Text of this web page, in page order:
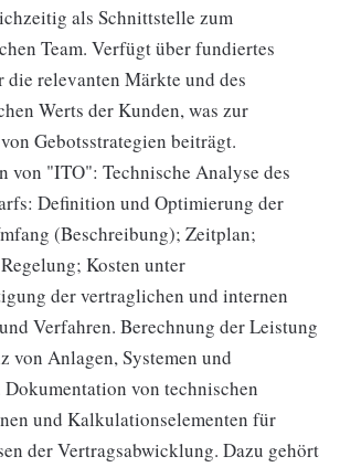
als Schnittstelle zum
Team. Verfügt über fundiertes
die relevanten Märkte und des
Werts der Kunden, was zur
Gebotsstrategien beiträgt.
von "ITO": Technische Analyse des
Definition und Optimierung der
(Beschreibung); Zeitplan;
Kosten unter
der vertraglichen und internen
Verfahren. Berechnung der Leistung
von Anlagen, Systemen und
von technischen
und Kalkulationselementen für
der Vertragsabwicklung. Dazu gehört